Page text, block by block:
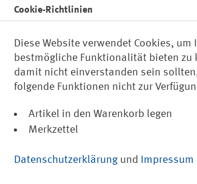
Cookie-Richtlinien
Diese Website verwendet Cookies, um
bestmögliche Funktionalität bieten zu
damit nicht einverstanden sein
folgende Funktionen nicht zur
Artikel in den Warenkorb legen
Merkzettel
Datenschutzerklärung und Impressum